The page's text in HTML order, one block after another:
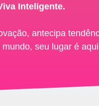
Inteligente.
antecipa
seu lugar é